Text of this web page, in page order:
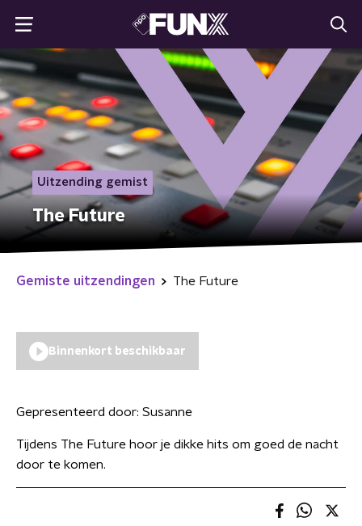
Uitzending gemist
The Future
Gemiste uitzendingen The Future
Binnenkort beschikbaar
Gepresenteerd door: Susanne
Tijdens The Future hoor je dikke hits om goed de nacht
door te komen.